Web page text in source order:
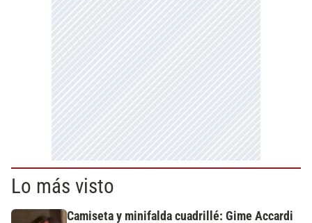
Lo más visto
Camiseta y minifalda cuadrillé: Gime Accardi